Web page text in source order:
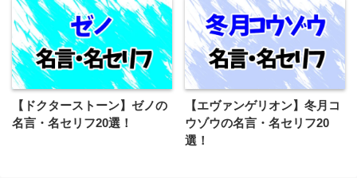
【ドクターストーン】ゼノの
名言・名セリフ20選！
【エヴァンゲリオン】冬月コ
ウゾウの名言・名セリフ20
選！